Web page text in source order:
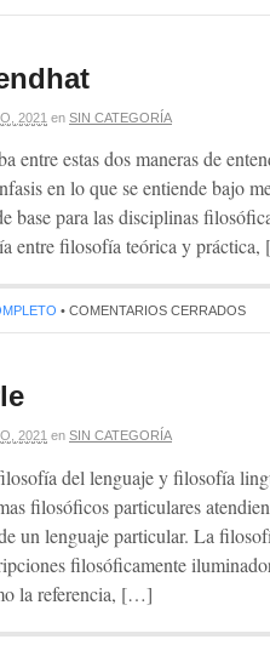
2021 en SIN CATEGORÍA
entre estas dos maneras de
en lo que se entiende bajo
base para las disciplinas
entre filosofía teórica y
• COMENTARIOS CERRADOS
2021 en SIN CATEGORÍA
del lenguaje y filosofía
filosóficos particulares
un lenguaje particular. La
filosóficamente
la referencia, […]